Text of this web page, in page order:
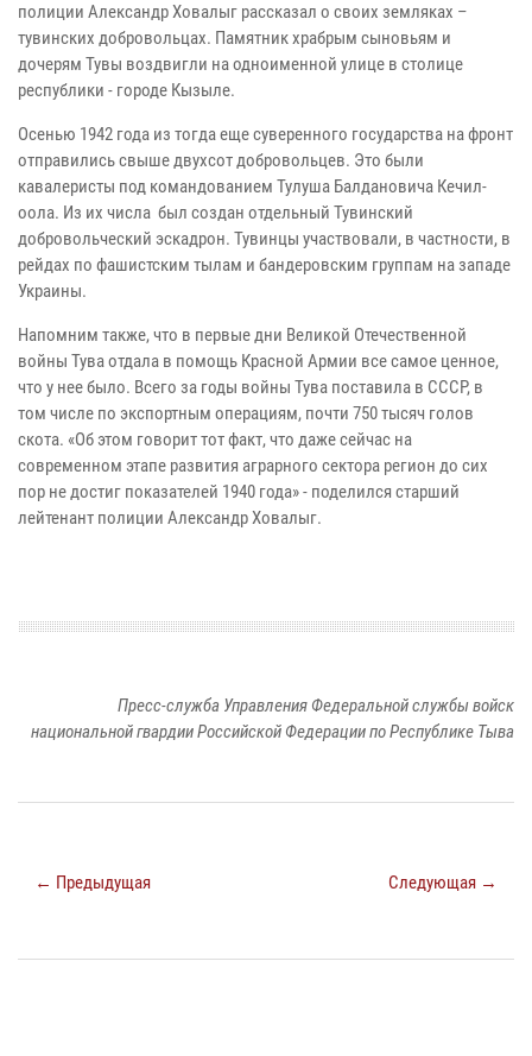
полиции Александр Ховалыг рассказал о своих земляках –
тувинских добровольцах. Памятник храбрым сыновьям и
дочерям Тувы воздвигли на одноименной улице в столице
республики - городе Кызыле.
Осенью 1942 года из тогда еще суверенного государства на фронт
отправились свыше двухсот добровольцев. Это были
кавалеристы под командованием Тулуша Балдановича Кечил-
оола. Из их числа был создан отдельный Тувинский
добровольческий эскадрон. Тувинцы участвовали, в частности, в
рейдах по фашистским тылам и бандеровским группам на западе
Украины.
Напомним также, что в первые дни Великой Отечественной
войны Тува отдала в помощь Красной Армии все самое ценное,
что у нее было. Всего за годы войны Тува поставила в СССР, в
том числе по экспортным операциям, почти 750 тысяч голов
скота. «Об этом говорит тот факт, что даже сейчас на
современном этапе развития аграрного сектора регион до сих
пор не достиг показателей 1940 года» - поделился старший
лейтенант полиции Александр Ховалыг.
Пресс-служба Управления Федеральной службы войск
национальной гвардии Российской Федерации по Республике Тыва
← Предыдущая Следующая →